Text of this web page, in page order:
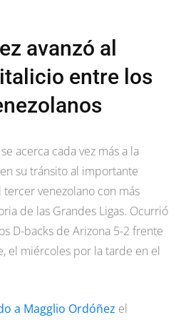
avanzó al
entre los
acerca cada vez más a la
su tránsito al importante
venezolano con más
de las Grandes Ligas. Ocurrió
D-backs de Arizona 5-2 frente
el miércoles por la tarde en el
a Magglio Ordóñez el